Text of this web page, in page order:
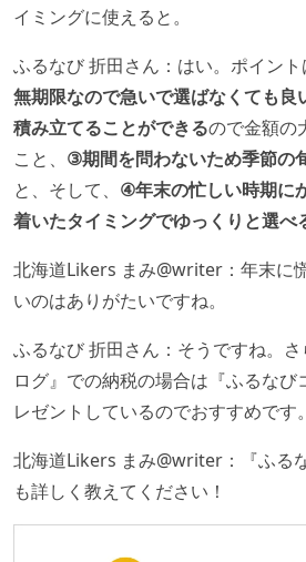
イミングに使えると。
ふるなび 折田さん：はい。ポイント
無期限なので急いで選ばなくても良
積み立てることができるので金額の
こと、 ③期間を問わないため季節の
と、そして、 ④年末の忙しい時期に
着いたタイミングでゆっくりと選べ
北海道Likers まみ@writer：年末に
いのはありがたいですね。
ふるなび 折田さん：そうですね。
ログ』での納税の場合は『ふるな
レゼントしているのでおすすめです。
北海道Likers まみ@writer：『ふる
も詳しく教えてください！